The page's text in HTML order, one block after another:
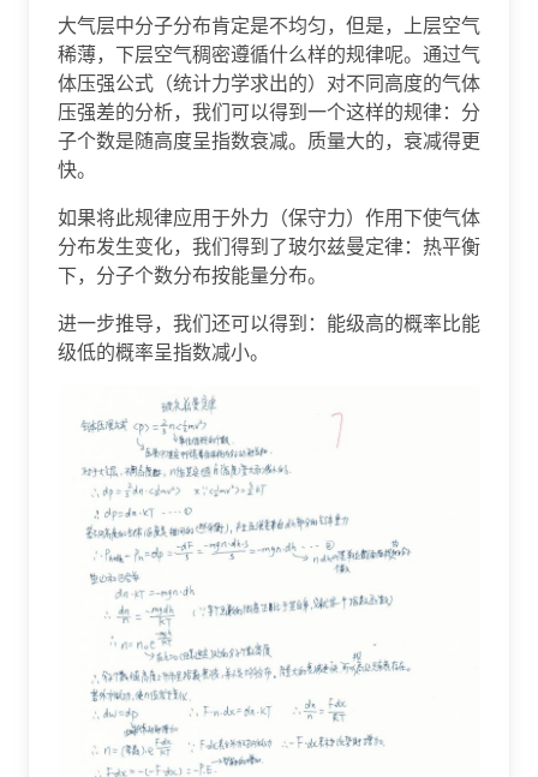
大气层中分子分布肯定是不均匀，但是，上层空气
稀薄，下层空气稠密遵循什么样的规律呢。通过气
体压强公式（统计力学求出的）对不同高度的气体
压强差的分析，我们可以得到一个这样的规律：分
子个数是随高度呈指数衰减。质量大的，衰减得更
快。
如果将此规律应用于外力（保守力）作用下使气体
分布发生变化，我们得到了玻尔兹曼定律：热平衡
下，分子个数分布按能量分布。
进一步推导，我们还可以得到：能级高的概率比能
级低的概率呈指数减小。